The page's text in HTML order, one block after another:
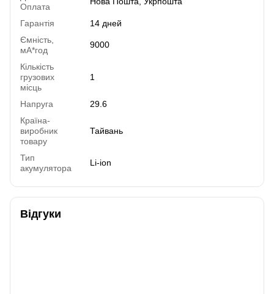
Оплата
Гарантія
14 дней
Ємність,
мА*год
9000
Кількість
грузових
місць
1
Напруга
29.6
Країна-
виробник
товару
Тайвань
Тип
акумулятора
Li-ion
Відгуки